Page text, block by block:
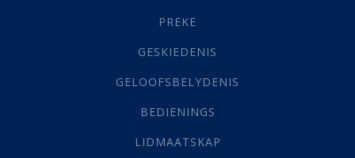
(21)
Grys Areas(4)
Lewensdoel(3)
Selfondersoek(1)
Werk(22)
PREKE
GESKIEDENIS
GELOOFSBELYDENIS
BEDIENINGS
LIDMAATSKAP